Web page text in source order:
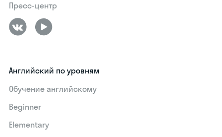
Пресс-центр
Английский по уровням
Обучение английскому
Beginner
Elementary